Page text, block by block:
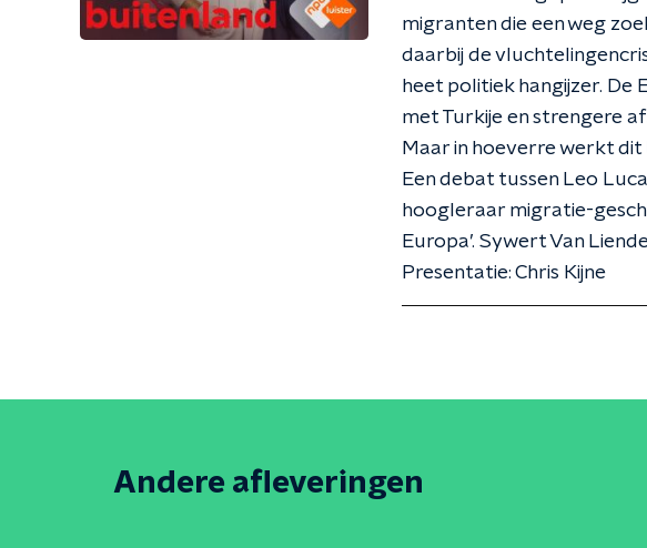
migranten die een weg
daarbij de
heet politiek hangijzer. De
met Turkije en strengere
Maar in hoeverre werkt dit
Een debat tussen Leo
hoogleraar migratie-
Europa’. Sywert Van
Presentatie: Chris Kijne
Andere afleveringen